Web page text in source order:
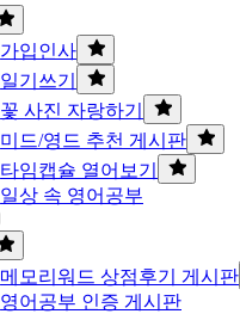
가입인사
일기쓰기
꽃 사진 자랑하기
미드/영드 추천 게시판
타임캡슐 열어보기
일상 속 영어공부
메모리워드 상점후기 게시판
영어공부 인증 게시판